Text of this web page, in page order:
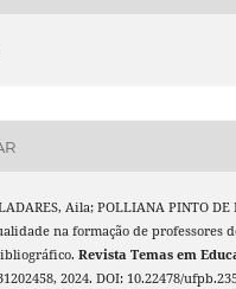
Aila; POLLIANA PINTO
na formação de professores
Revista Temas em
2024. DOI: 10.22478/